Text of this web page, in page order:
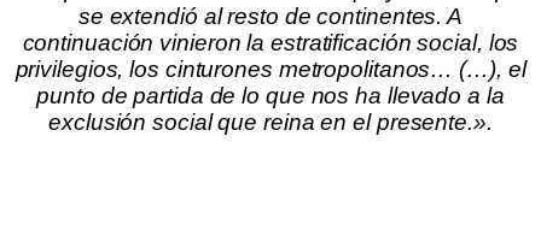
se extendió al resto de continentes. A
continuación vinieron la estratificación social, los
privilegios, los cinturones metropolitanos… (…), el
punto de partida de lo que nos ha llevado a la
exclusión social que reina en el presente.».